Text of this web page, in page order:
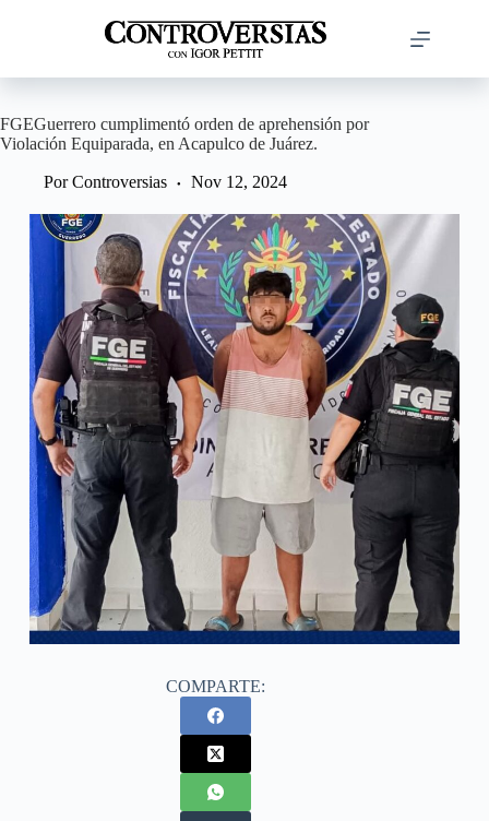
FGEGuerrero cumplimentó orden de aprehensión por
Violación Equiparada, en Acapulco de Juárez.
Por Controversias Nov 12, 2024
COMPARTE: